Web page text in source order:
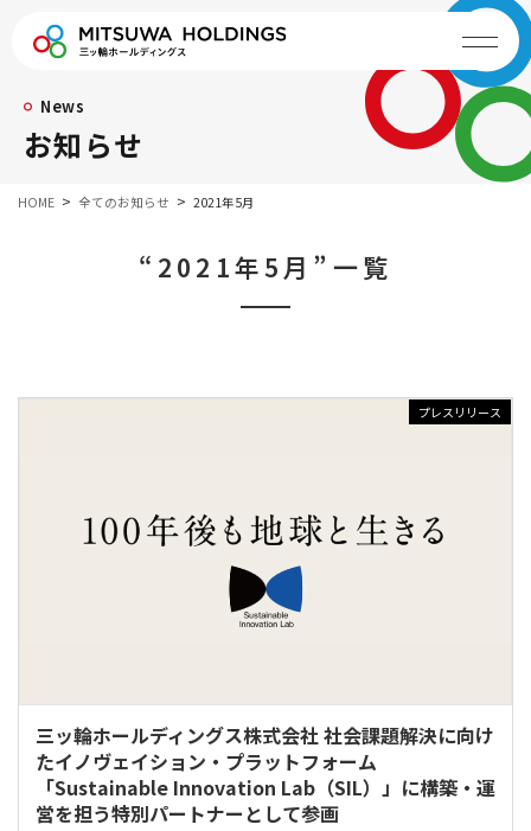
News
お知らせ
HOME 全てのお知らせ 2021年5月
“2021年5月”一覧
プレスリリース
三ッ輪ホールディングス株式会社 社会課題解決に向け
たイノヴェイション・プラットフォーム
「Sustainable Innovation Lab（SIL）」に構築・運
営を担う特別パートナーとして参画